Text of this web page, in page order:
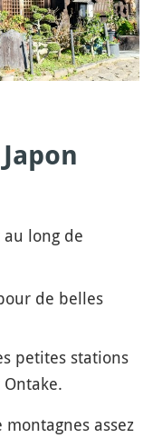
au long de
de belles
petites stations
assez